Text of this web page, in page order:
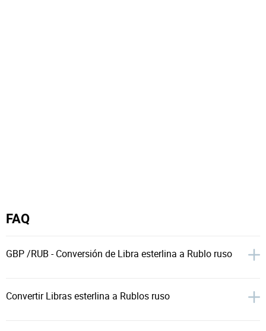
FAQ
GBP /RUB - Conversión de Libra esterlina a Rublo ruso
Convertir Libras esterlina a Rublos ruso